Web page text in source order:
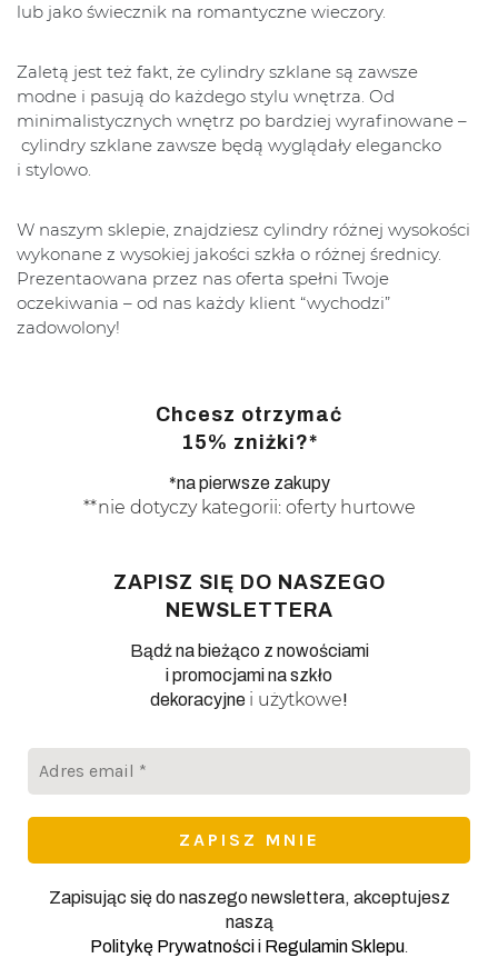
lub jako świecznik na romantyczne wieczory.
Zaletą jest też fakt, że cylindry szklane są zawsze
modne i pasują do każdego stylu wnętrza. Od
minimalistycznych wnętrz po bardziej wyrafinowane –
cylindry szklane zawsze będą wyglądały elegancko
i stylowo.
W naszym sklepie, znajdziesz cylindry różnej wysokości
wykonane z wysokiej jakości szkła o różnej średnicy.
Prezentaowana przez nas oferta spełni Twoje
oczekiwania – od nas każdy klient “wychodzi”
zadowolony!
Chcesz otrzymać
15% zniżki?*
*na pierwsze zakupy
**nie dotyczy kategorii: oferty hurtowe
ZAPISZ SIĘ DO NASZEGO
NEWSLETTERA
Bądź na bieżąco z nowościami
i promocjami na szkło
dekoracyjne i użytkowe!
Zapisując się do naszego newslettera, akceptujesz
naszą
Politykę Prywatnościi Regulamin Sklepu.